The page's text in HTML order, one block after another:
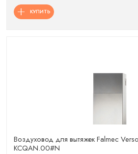
КУПИТЬ
Воздуховод для вытяжек Falmec
KCQAN.00#N